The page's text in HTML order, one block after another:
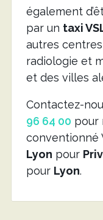
également
par un taxi
autres
radiologie et
et des villes
Contactez-
96 64 00 pour
conventionné
Lyon pour
pour Lyon.